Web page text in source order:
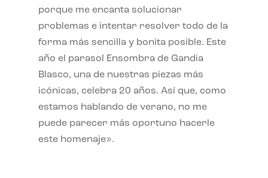
porque me encanta solucionar
problemas e intentar resolver todo de la
forma más sencilla y bonita posible. Este
año el parasol Ensombra de Gandia
Blasco, una de nuestras piezas más
icónicas, celebra 20 años. Así que, como
estamos hablando de verano, no me
puede parecer más oportuno hacerle
este homenaje».